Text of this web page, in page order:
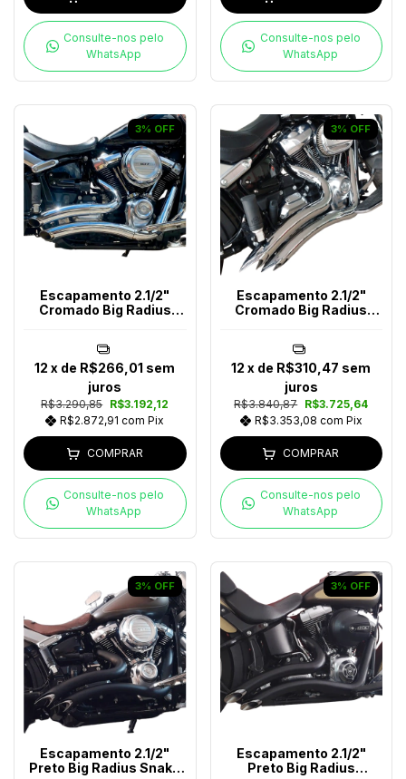
Consulte-nos pelo
WhatsApp
Consulte-nos pelo
WhatsApp
3% OFF
Escapamento 2.1/2"
Cromado Big Radius
R$3.290,85 R$3.192,12
R$2.872,91com Pix
12 x de R$266,01 sem
juros
COMPRAR
Consulte-nos pelo
WhatsApp
3% OFF
Escapamento 2.1/2"
Cromado Big Radius
R$3.840,87 R$3.725,64
R$3.353,08 com Pix
12 x de R$310,47 sem
juros
COMPRAR
Consulte-nos pelo
WhatsApp
3% OFF
Escapamento 2.1/2"
Preto Big Radius Snake
3% OFF
Escapamento 2.1/2"
Preto Big Radius